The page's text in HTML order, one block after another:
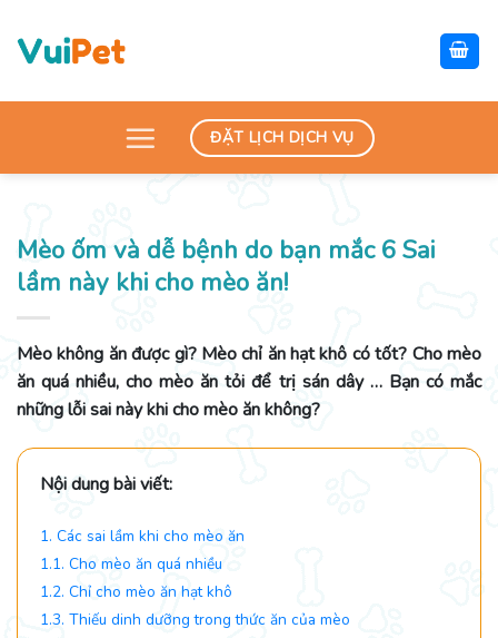
content
ĐẶT LỊCH DỊCH VỤ
Mèo ốm và dễ bệnh do bạn mắc 6 Sai
lầm này khi cho mèo ăn!
Mèo không ăn được gì? Mèo chỉ ăn hạt khô có tốt? Cho mèo
ăn quá nhiều, cho mèo ăn tỏi để trị sán dây … Bạn có mắc
những lỗi sai này khi cho mèo ăn không?
Nội dung bài viết:
1. Các sai lầm khi cho mèo ăn
1.1. Cho mèo ăn quá nhiều
1.2. Chỉ cho mèo ăn hạt khô
1.3. Thiếu dinh dưỡng trong thức ăn của mèo